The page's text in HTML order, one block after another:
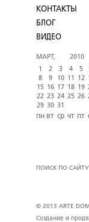
КОНТАКТЫ
БЛОГ
ВИДЕО
МАРТ,
2010
1
2 3 4 5
8
9 10 11 12
15 16 17 18 19
22 23 24 25 26
29 30 31
пн вт ср чт пт
ПОИСК ПО САЙТУ
© 2013 ARTE
Создание и